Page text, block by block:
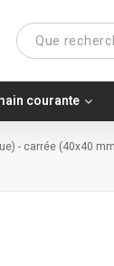
courante
- carrée (40x40